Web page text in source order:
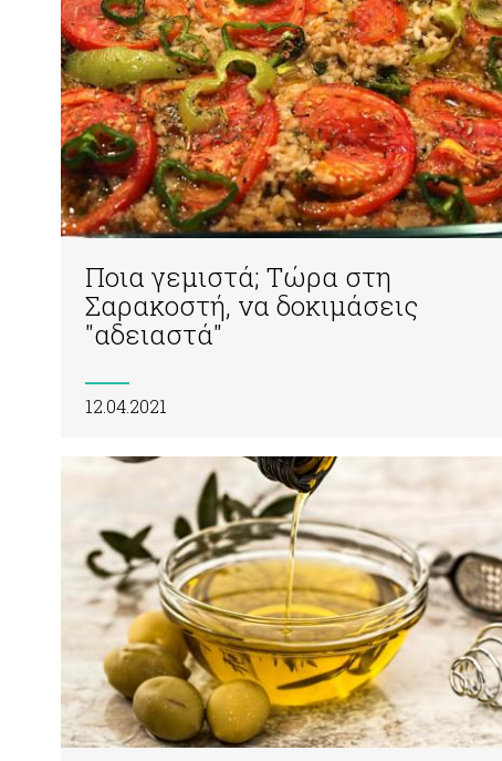
Ποια γεμιστά; Τώρα στη
Σαρακοστή, να δοκιμάσεις
"αδειαστά"
12.04.2021